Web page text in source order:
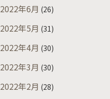
2022年6月 (26)
2022年5月 (31)
2022年4月 (30)
2022年3月 (30)
2022年2月 (28)